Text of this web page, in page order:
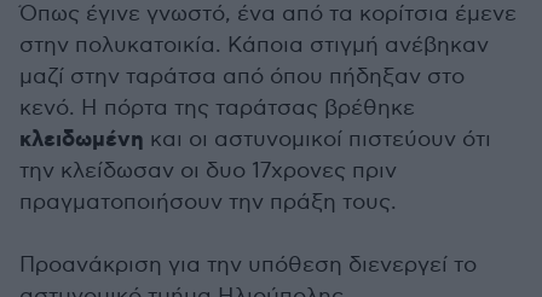
Όπως έγινε γνωστό, ένα από τα κορίτσια έμενε
στην πολυκατοικία. Κάποια στιγμή ανέβηκαν
μαζί στην ταράτσα από όπου πήδηξαν στο
κενό. Η πόρτα της ταράτσας βρέθηκε
κλειδωμένη και οι αστυνομικοί πιστεύουν ότι
την κλείδωσαν οι δυο 17χρονες πριν
πραγματοποιήσουν την πράξη τους.
Προανάκριση για την υπόθεση διενεργεί το